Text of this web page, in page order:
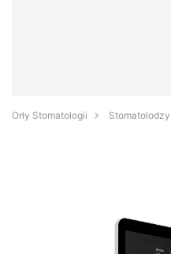
Orły Stomatologii